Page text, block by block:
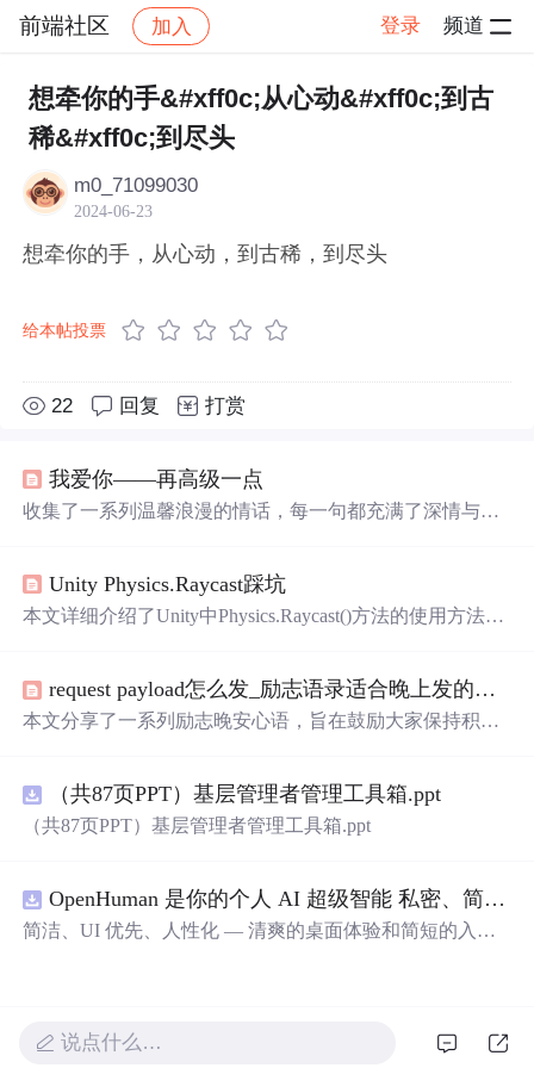
前端社区 加入 登录 频道
社区 前端社区 感慨 帖子详情
想牵你的手&#xff0c;从心动&#xff0c;到古
稀&#xff0c;到尽头
m0_71099030
2024-06-23
想牵你的手，从心动，到古稀，到尽头
给本帖投票
22 回复 打赏
我爱你——再高级一点
收集了一系列温馨浪漫的情话，每一句都充满了深情与爱
Unity Physics.Raycast踩坑
本文详细介绍了Unity中Physics.Raycast()方法的使用方法及
request payload怎么发_励志语录适合晚上发的说说
本文分享了一系列励志晚安心语，旨在鼓励大家保持积极
（共87页PPT）基层管理者管理工具箱.ppt
（共87页PPT）基层管理者管理工具箱.ppt
OpenHuman 是你的个人 AI 超级智能 私密、简洁、极其强大
简洁、UI 优先、人性化 — 清爽的桌面体验和简短的入门
入你的 Google Meet 会议、跨周记住你，即使你停止输入
后仍在后台持续思考。
说点什么…